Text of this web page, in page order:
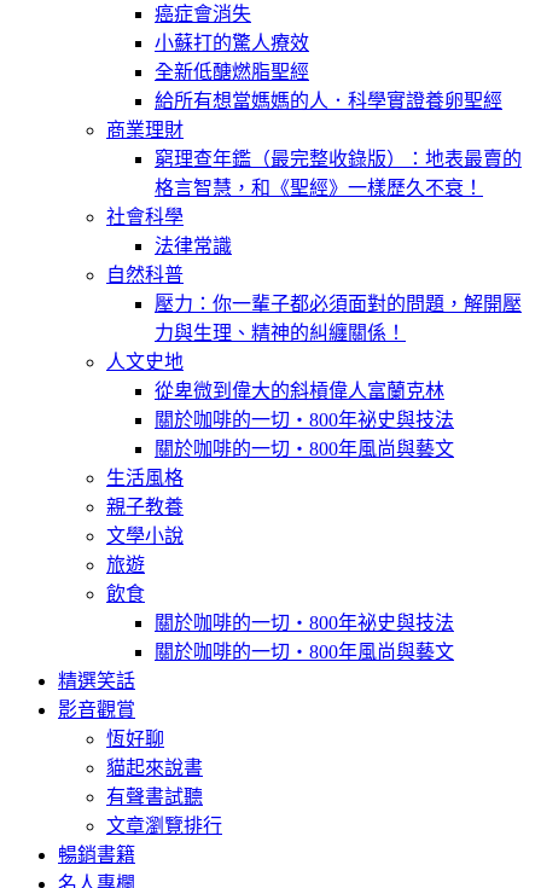
癌症會消失
小蘇打的驚人療效
全新低醣燃脂聖經
給所有想當媽媽的人．科學實證養卵聖經
商業理財
窮理查年鑑（最完整收錄版）：地表最賣的
格言智慧，和《聖經》一樣歷久不衰！
社會科學
法律常識
自然科普
壓力：你一輩子都必須面對的問題，解開壓
力與生理、精神的糾纏關係！
人文史地
從卑微到偉大的斜槓偉人富蘭克林
關於咖啡的一切‧800年祕史與技法
關於咖啡的一切‧800年風尚與藝文
生活風格
親子教養
文學小說
旅遊
飲食
關於咖啡的一切‧800年祕史與技法
關於咖啡的一切‧800年風尚與藝文
精選笑話
影音觀賞
恆好聊
貓起來說書
有聲書試聽
文章瀏覽排行
暢銷書籍
名人專欄